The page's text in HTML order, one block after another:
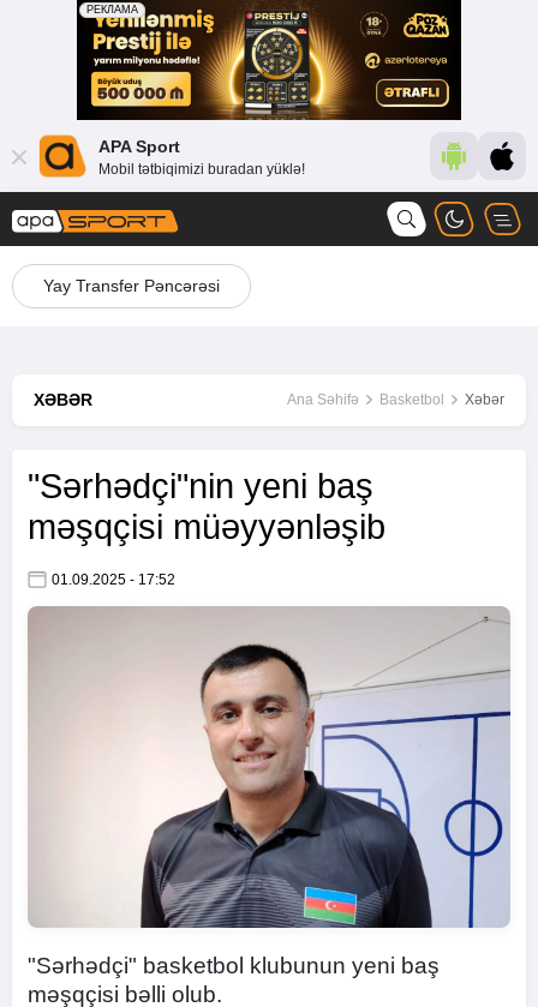
APA Sport
Mobil tətbiqimizi buradan yüklə!
Yay Transfer Pəncərəsi
XƏBƏR Ana Səhifə Basketbol Xəbər
"Sərhədçi"nin yeni baş
məşqçisi müəyyənləşib
01.09.2025 - 17:52
"Sərhədçi" basketbol klubunun yeni baş
məşqçisi bəlli olub.